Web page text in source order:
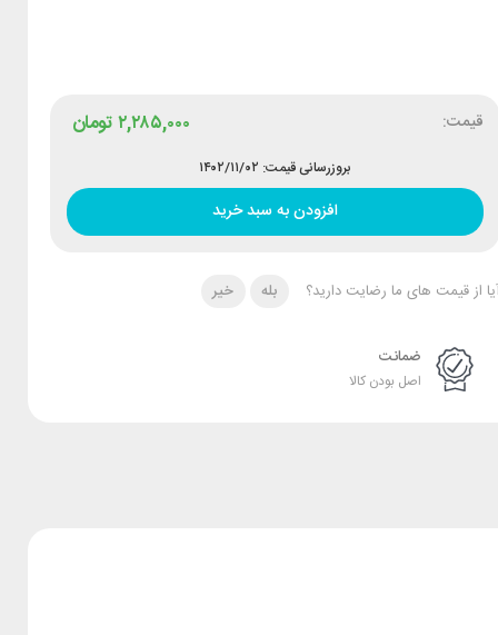
قیمت: تومان۲,۲۸۵,۰۰۰
بروزرسانی قیمت: ۱۴۰۲/۱۱/۰۲
افزودن به سبد خرید
از قیمت های ما رضایت دارید؟ بله خیر
ضمانت
اصل بودن کالا